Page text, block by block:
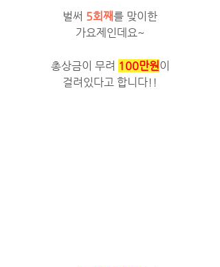
벌써 5회째를 맞이한
가요제인데요~
총상금이 무려 100만원이
걸려있다고 합니다!!